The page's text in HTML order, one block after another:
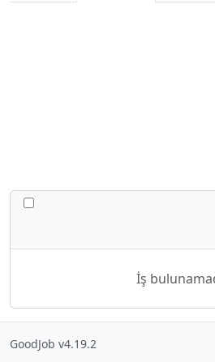
TÜM IŞLERI GIZLE/GÖSTER
İş
GoodJob v4.19.2